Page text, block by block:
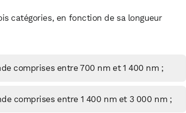
catégories, en fonction de sa longueur
comprises entre 700 nm et 1 400 nm ;
comprises entre 1 400 nm et 3 000 nm ;